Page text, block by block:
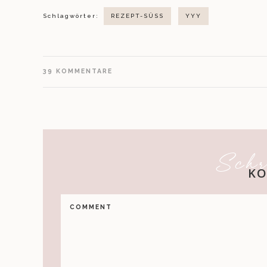
Schlagwörter: REZEPT-SÜSS YYY
39 KOMMENTARE